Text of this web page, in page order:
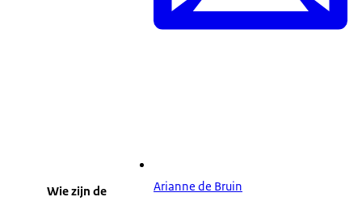
Wie zijn de
Arianne de Bruin